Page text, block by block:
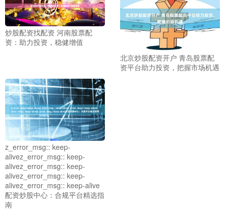
炒股配资找配资 河南股票配
资：助力投资，稳健增值
北京炒股配资开户 青岛股票配
资平台助力投资，把握市场机遇
z_error_msg:: keep-
alivez_error_msg:: keep-
alivez_error_msg:: keep-
alivez_error_msg:: keep-
alivez_error_msg:: keep-alive
配资炒股中心：合规平台精选指
南